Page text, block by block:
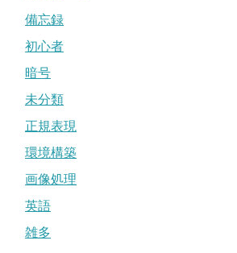
備忘録
初心者
暗号
未分類
正規表現
環境構築
画像処理
英語
雑多